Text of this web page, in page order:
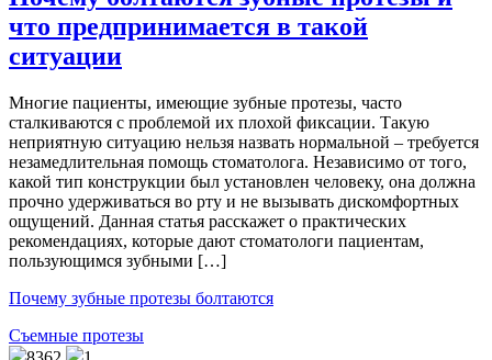
что предпринимается в такой
ситуации
Многие пациенты, имеющие зубные протезы, часто
сталкиваются с проблемой их плохой фиксации. Такую
неприятную ситуацию нельзя назвать нормальной – требуется
незамедлительная помощь стоматолога. Независимо от того,
какой тип конструкции был установлен человеку, она должна
прочно удерживаться во рту и не вызывать дискомфортных
ощущений. Данная статья расскажет о практических
рекомендациях, которые дают стоматологи пациентам,
пользующимся зубными […]
Почему зубные протезы болтаются
Съемные протезы